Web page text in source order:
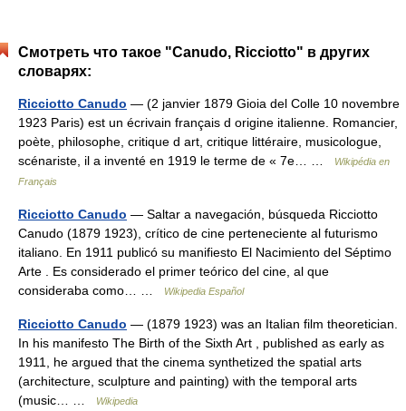
Смотреть что такое "Canudo, Ricciotto" в других
словарях:
Ricciotto Canudo — (2 janvier 1879 Gioia del Colle 10 novembre
1923 Paris) est un écrivain français d origine italienne. Romancier,
poète, philosophe, critique d art, critique littéraire, musicologue,
scénariste, il a inventé en 1919 le terme de « 7e… …
Wikipédia en
Français
Ricciotto Canudo — Saltar a navegación, búsqueda Ricciotto
Canudo (1879 1923), crítico de cine perteneciente al futurismo
italiano. En 1911 publicó su manifiesto El Nacimiento del Séptimo
Arte . Es considerado el primer teórico del cine, al que
consideraba como… …
Wikipedia Español
Ricciotto Canudo — (1879 1923) was an Italian film theoretician.
In his manifesto The Birth of the Sixth Art , published as early as
1911, he argued that the cinema synthetized the spatial arts
(architecture, sculpture and painting) with the temporal arts
(music… …
Wikipedia